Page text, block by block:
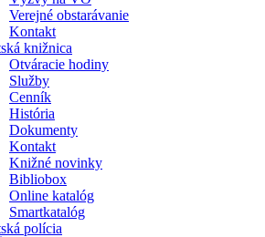
Verejné obstarávanie
Kontakt
knižnica
Otváracie hodiny
Služby
Cenník
História
Dokumenty
Kontakt
Knižné novinky
Bibliobox
Online katalóg
Smartkatalóg
polícia